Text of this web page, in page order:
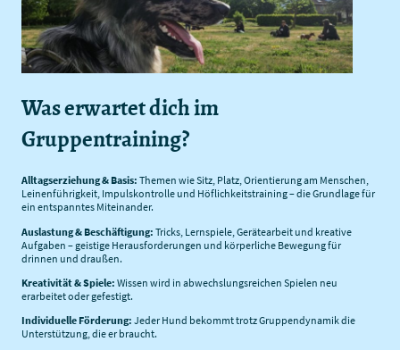
Was erwartet dich im
Gruppentraining?
Alltagserziehung & Basis: Themen wie Sitz, Platz, Orientierung am Menschen,
Leinenführigkeit, Impulskontrolle und Höflichkeitstraining – die Grundlage für
ein entspanntes Miteinander.
Auslastung & Beschäftigung: Tricks, Lernspiele, Gerätearbeit und kreative
Aufgaben – geistige Herausforderungen und körperliche Bewegung für
drinnen und draußen.
Kreativität & Spiele: Wissen wird in abwechslungsreichen Spielen neu
erarbeitet oder gefestigt.
Individuelle Förderung: Jeder Hund bekommt trotz Gruppendynamik die
Unterstützung, die er braucht.